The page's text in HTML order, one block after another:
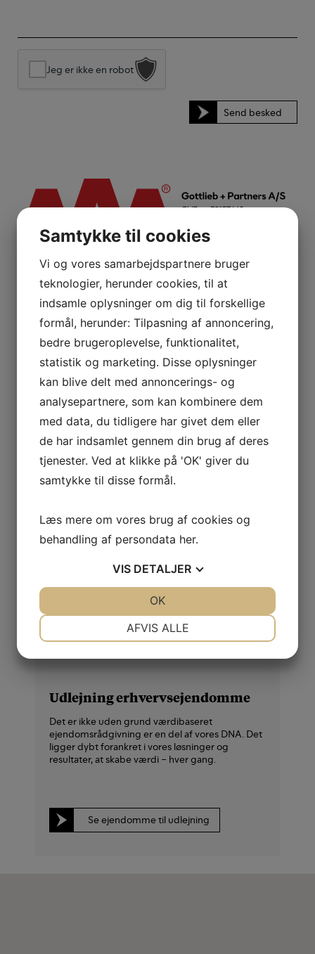
Jeg er ikke en robot
Rådgivning
Fundamentet for ejendomsrådgivning er en
velfunderet ejendomsstrategi, der analyserer og
vurderer alle relevante parametre og
omkostninger ved din erhvervsejendom.
Læs mere om vores ydelser
Salg erhvervsejendomme
Har du en erhvervsejendom eller en portefølje af
et godt salg ved hjæalp af vores velafprøvede
Se ejendomme til salg
Udlejning erhvervsejendomme
Det er ikke uden grund værdibaseret
ejendomsrådgivning er en del af vores DNA. Det
ligger dybt forankret i vores løsninger og
resultater, at skabe værdi – hver gang.
Se ejendomme til udlejning
Samtykke til cookies
Vi og vores samarbejdspartnere bruger
teknologier, herunder cookies, til at
indsamle oplysninger om dig til forskellige
formål, herunder: Tilpasning af annoncering,
bedre brugeroplevelse, funktionalitet,
statistik og marketing. Disse oplysninger
kan blive delt med annoncerings- og
analysepartnere, som kan kombinere dem
med data, du tidligere har givet dem eller
de har indsamlet gennem din brug af deres
tjenester. Ved at klikke på 'OK' giver du
samtykke til disse formål.
Læs mere om vores brug af cookies og
behandling af persondata her.
VIS DETALJER
AFVIS ALLE
OK